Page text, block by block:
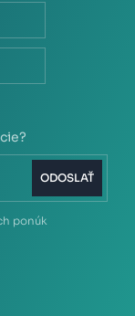
ODOSLAŤ
ponúk